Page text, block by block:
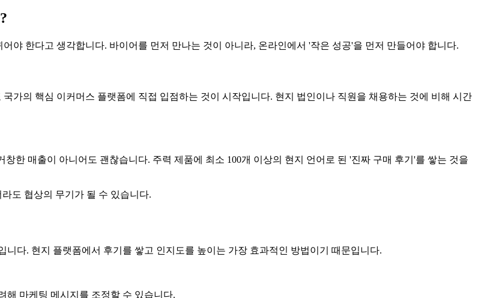
야 한다고 생각합니다. 바이어를 먼저 만나는 것이 아니라, 온라인에서 '작은 성공'을 먼저 만들어야 합니다.
가의 핵심 이커머스 플랫폼에 직접 입점하는 것이 시작입니다. 현지 법인이나 직원을 채용하는 것에 비해 시간
한 매출이 아니어도 괜찮습니다. 주력 제품에 최소 100개 이상의 현지 언어로 된 '진짜 구매 후기'를 쌓는 것을
도 협상의 무기가 될 수 있습니다.
다. 현지 플랫폼에서 후기를 쌓고 인지도를 높이는 가장 효과적인 방법이기 때문입니다.
해 마케팅 메시지를 조정할 수 있습니다.